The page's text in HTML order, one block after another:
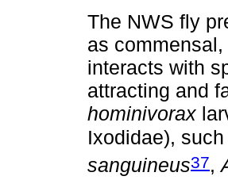
The NWS fly
as
interacts with
attracting and
hominivorax
Ixodidae),
sanguineus37,